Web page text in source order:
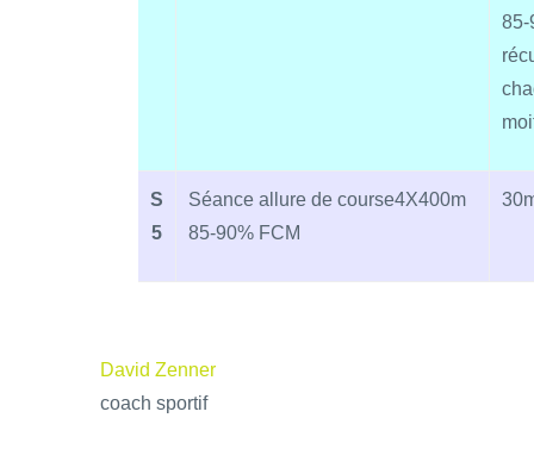
85-
S
5
Séance allure de course4X400m
85-90% FCM
David Zenner
coach sportif